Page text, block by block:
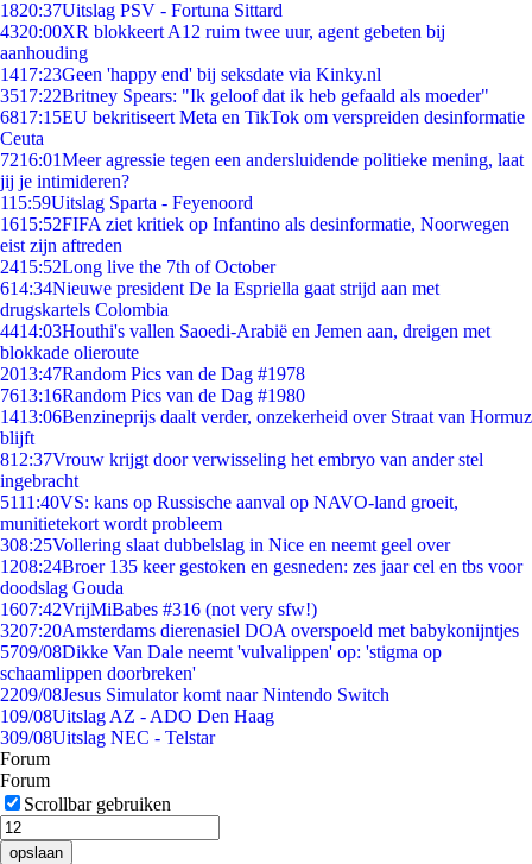
1820:37Uitslag PSV - Fortuna Sittard
4320:00XR blokkeert A12 ruim twee uur, agent gebeten bij
aanhouding
1417:23Geen 'happy end' bij seksdate via Kinky.nl
3517:22Britney Spears: "Ik geloof dat ik heb gefaald als moeder"
6817:15EU bekritiseert Meta en TikTok om verspreiden desinformatie
Ceuta
7216:01Meer agressie tegen een andersluidende politieke mening, laat
jij je intimideren?
115:59Uitslag Sparta - Feyenoord
1615:52FIFA ziet kritiek op Infantino als desinformatie, Noorwegen
eist zijn aftreden
2415:52Long live the 7th of October
614:34Nieuwe president De la Espriella gaat strijd aan met
drugskartels Colombia
4414:03Houthi's vallen Saoedi-Arabië en Jemen aan, dreigen met
blokkade olieroute
2013:47Random Pics van de Dag #1978
7613:16Random Pics van de Dag #1980
1413:06Benzineprijs daalt verder, onzekerheid over Straat van Hormuz
blijft
812:37Vrouw krijgt door verwisseling het embryo van ander stel
ingebracht
5111:40VS: kans op Russische aanval op NAVO-land groeit,
munitietekort wordt probleem
308:25Vollering slaat dubbelslag in Nice en neemt geel over
1208:24Broer 135 keer gestoken en gesneden: zes jaar cel en tbs voor
doodslag Gouda
1607:42VrijMiBabes #316 (not very sfw!)
3207:20Amsterdams dierenasiel DOA overspoeld met babykonijntjes
5709/08Dikke Van Dale neemt 'vulvalippen' op: 'stigma op
schaamlippen doorbreken'
2209/08Jesus Simulator komt naar Nintendo Switch
109/08Uitslag AZ - ADO Den Haag
309/08Uitslag NEC - Telstar
Forum
Forum
Scrollbar gebruiken
opslaan